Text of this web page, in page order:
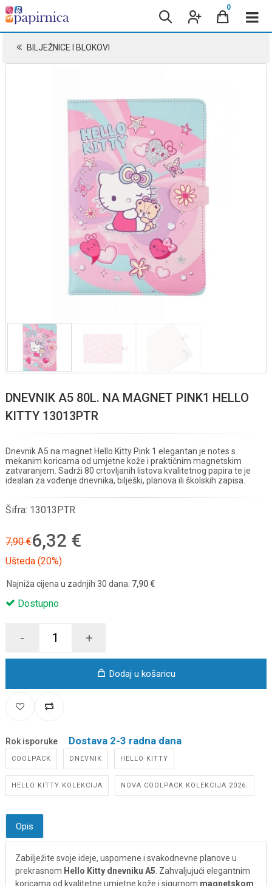
0
BILJEŽNICE I BLOKOVI
DNEVNIK A5 80L. NA MAGNET PINK1 HELLO
KITTY 13013PTR
Dnevnik A5 na magnet Hello Kitty Pink 1 elegantan je notes s
mekanim koricama od umjetne kože i praktičnim magnetskim
zatvaranjem. Sadrži 80 crtovljanih listova kvalitetnog papira te je
idealan za vođenje dnevnika, bilješki, planova ili školskih zapisa.
Šifra: 13013PTR
7,90 €6,32 €
Ušteda (20%)
Najniža cijena u zadnjih 30 dana: 7,90 €
Dostupno
- +
Dodaj u košaricu
Rok isporuke Dostava 2-3 radna dana
COOLPACK DNEVNIK HELLO KITTY
HELLO KITTY KOLEKCIJA NOVA COOLPACK KOLEKCIJA 2026.
Opis
Zabilježite svoje ideje, uspomene i svakodnevne planove u
prekrasnom Hello Kitty dnevniku A5. Zahvaljujući elegantnim
koricama od kvalitetne umjetne kože i sigurnom magnetskom